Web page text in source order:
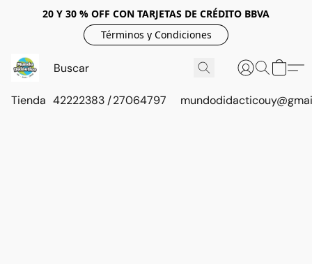
20 Y 30 % OFF CON TARJETAS DE CRÉDITO BBVA
Términos y Condiciones
Tienda 42222383 / 27064797